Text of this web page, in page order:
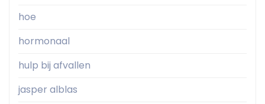
hoe
hormonaal
hulp bij afvallen
jasper alblas